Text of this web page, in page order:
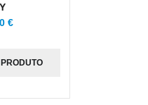
€